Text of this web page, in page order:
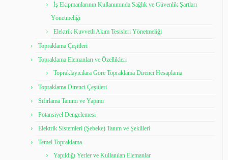
İş Ekipmanlarının Kullanımında Sağlık ve Güvenlik Şartları
Yönetmeliği
Elektrik Kuvvetli Akım Tesisleri Yönetmeliği
Topraklama Çeşitleri
Topraklama Elemanları ve Özellikleri
Topraklayıcılara Göre Topraklama Direnci Hesaplama
Topraklama Direnci Çeşitleri
Sıfırlama Tanımı ve Yapımı
Potansiyel Dengelemesi
Elektrik Sistemleri (Şebeke) Tanım ve Şekilleri
Temel Topraklama
Yapıldığı Yerler ve Kullanılan Elemanlar